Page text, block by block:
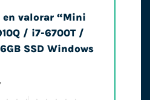
en valorar “Mini
/ i7-6700T /
SSD Windows